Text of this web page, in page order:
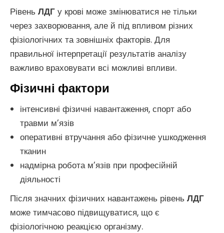
Рівень ЛДГ у крові може змінюватися не тільки
через захворювання, але й під впливом різних
фізіологічних та зовнішніх факторів. Для
правильної інтерпретації результатів аналізу
важливо враховувати всі можливі впливи.
Фізичні фактори
інтенсивні фізичні навантаження, спорт або
травми м’язів
оперативні втручання або фізичне ушкодження
тканин
надмірна робота м’язів при професійній
діяльності
Після значних фізичних навантажень рівень ЛДГ
може тимчасово підвищуватися, що є
фізіологічною реакцією організму.